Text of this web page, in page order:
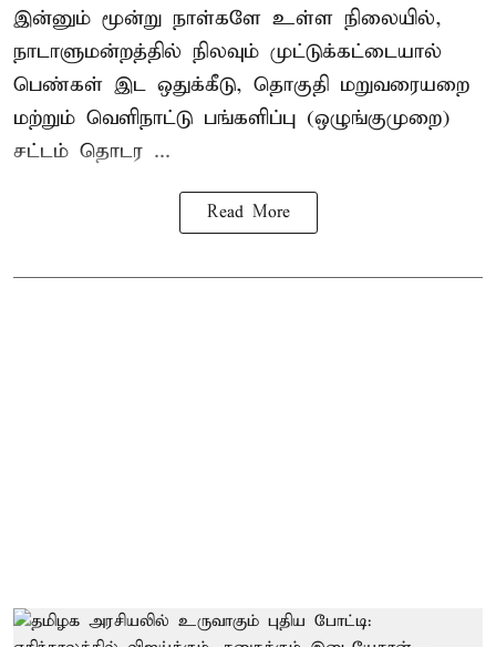
இன்னும் மூன்று நாள்களே உள்ள நிலையில்,
நாடாளுமன்றத்தில் நிலவும் முட்டுக்கட்டையால்
பெண்கள் இட ஒதுக்கீடு, தொகுதி மறுவரையறை
மற்றும் வெளிநாட்டு பங்களிப்பு (ஒழுங்குமுறை)
சட்டம் தொடர ...
Read More